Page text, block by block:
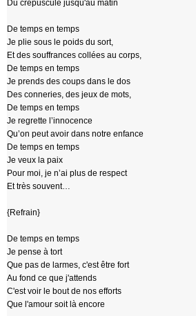
Du crépuscule jusqu'au matin
De temps en temps
Je plie sous le poids du sort,
Et des souffrances collées au corps,
De temps en temps
Je prends des coups dans le dos
Des conneries, des jeux de mots,
De temps en temps
Je regrette l’innocence
Qu’on peut avoir dans notre enfance
De temps en temps
Je veux la paix
Pour moi, je n’ai plus de respect
Et très souvent…
{Refrain}
De temps en temps
Je pense à tort
Que pas de larmes, c'est être fort
Au fond ce que j'attends
C'est voir le bout de nos efforts
Que l'amour soit là encore